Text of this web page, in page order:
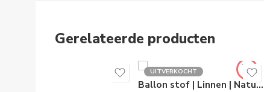
Gerelateerde producten
UITVERKOCHT
Ballon stof | Linnen | Natural